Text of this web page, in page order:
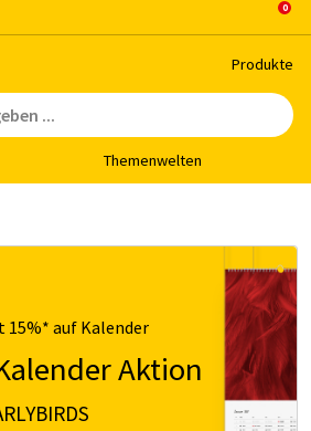
Pro­duk­te
The­men­wel­ten
15%* auf Kalender
Aktion